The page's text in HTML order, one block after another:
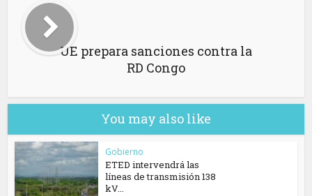
UE prepara sanciones contra la
RD Congo
You may also like
Gobierno
ETED intervendrá las
líneas de transmisión 138
kV...